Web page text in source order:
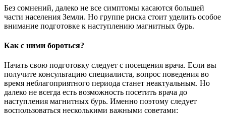
Без сомнений, далеко не все симптомы касаются большей
части населения Земли. Но группе риска стоит уделить особое
внимание подготовке к наступлению магнитных бурь.
Как с ними бороться?
Начать свою подготовку следует с посещения врача. Если вы
получите консультацию специалиста, вопрос поведения во
время неблагоприятного периода станет неактуальным. Но
далеко не всегда есть возможность посетить врача до
наступления магнитных бурь. Именно поэтому следует
воспользоваться несколькими важными советами: